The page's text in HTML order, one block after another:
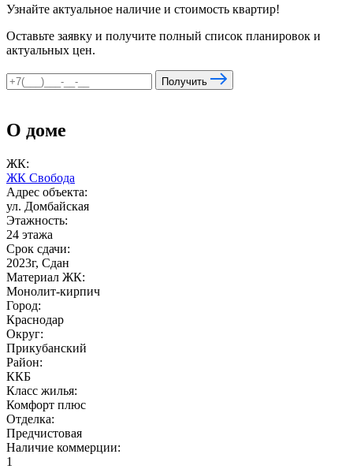
Узнайте актуальное наличие и стоимость квартир!
Оставьте заявку и получите полный список планировок и
актуальных цен.
Получить
О доме
ЖК:
ЖК Свобода
Адрес объекта:
ул. Домбайская
Этажность:
24 этажа
Срок сдачи:
2023г, Сдан
Материал ЖК:
Монолит-кирпич
Город:
Краснодар
Округ:
Прикубанский
Район:
ККБ
Класс жилья:
Комфорт плюс
Отделка:
Предчистовая
Наличие коммерции:
1